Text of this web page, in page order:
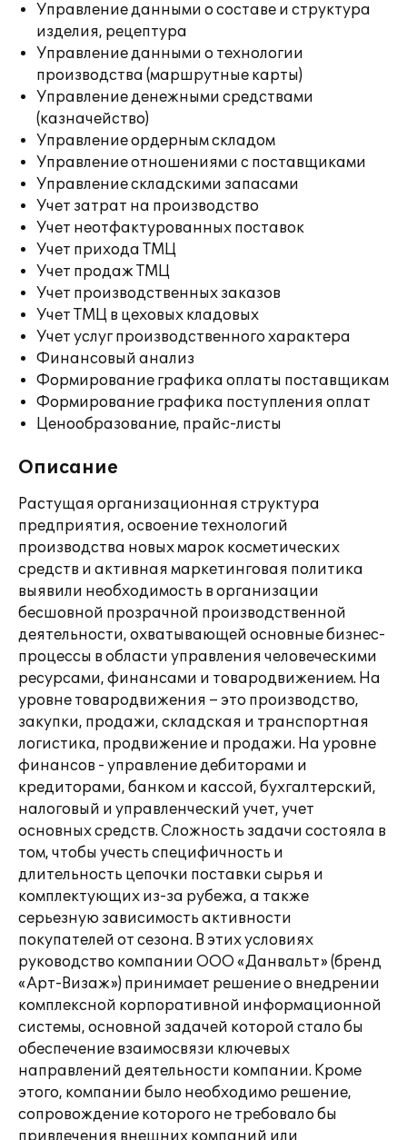
Управление данными о составе и структура
изделия, рецептура
Управление данными о технологии
производства (маршрутные карты)
Управление денежными средствами
(казначейство)
Управление ордерным складом
Управление отношениями с поставщиками
Управление складскими запасами
Учет затрат на производство
Учет неотфактурованных поставок
Учет прихода ТМЦ
Учет продаж ТМЦ
Учет производственных заказов
Учет ТМЦ в цеховых кладовых
Учет услуг производственного характера
Финансовый анализ
Формирование графика оплаты поставщикам
Формирование графика поступления оплат
Ценообразование, прайс-листы
Описание
Растущая организационная структура
предприятия, освоение технологий
производства новых марок косметических
средств и активная маркетинговая политика
выявили необходимость в организации
бесшовной прозрачной производственной
деятельности, охватывающей основные бизнес-
процессы в области управления человеческими
ресурсами, финансами и товародвижением. На
уровне товародвижения – это производство,
закупки, продажи, складская и транспортная
логистика, продвижение и продажи. На уровне
финансов - управление дебиторами и
кредиторами, банком и кассой, бухгалтерский,
налоговый и управленческий учет, учет
основных средств. Сложность задачи состояла в
том, чтобы учесть специфичность и
длительность цепочки поставки сырья и
комплектующих из-за рубежа, а также
серьезную зависимость активности
покупателей от сезона. В этих условиях
руководство компании ООО «Данвальт» (бренд
«Арт-Визаж») принимает решение о внедрении
комплексной корпоративной информационной
системы, основной задачей которой стало бы
обеспечение взаимосвязи ключевых
направлений деятельности компании. Кроме
этого, компании было необходимо решение,
сопровождение которого не требовало бы
привлечения внешних компаний или